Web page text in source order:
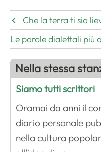
Che la terra ti sia
Le parole dialettali più
Nella stessa
Siamo tutti scrittori
Oramai da anni il
diario personale
nella cultura